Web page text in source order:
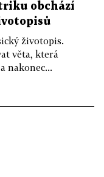
obchází
životopis.
věta, která
nakonec...